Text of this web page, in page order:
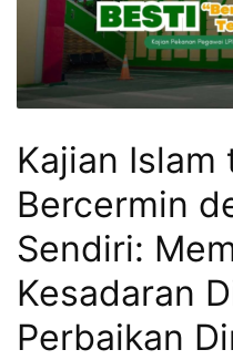
Kajian Islam
Bercermin
Sendiri:
Kesadaran
Perbaikan